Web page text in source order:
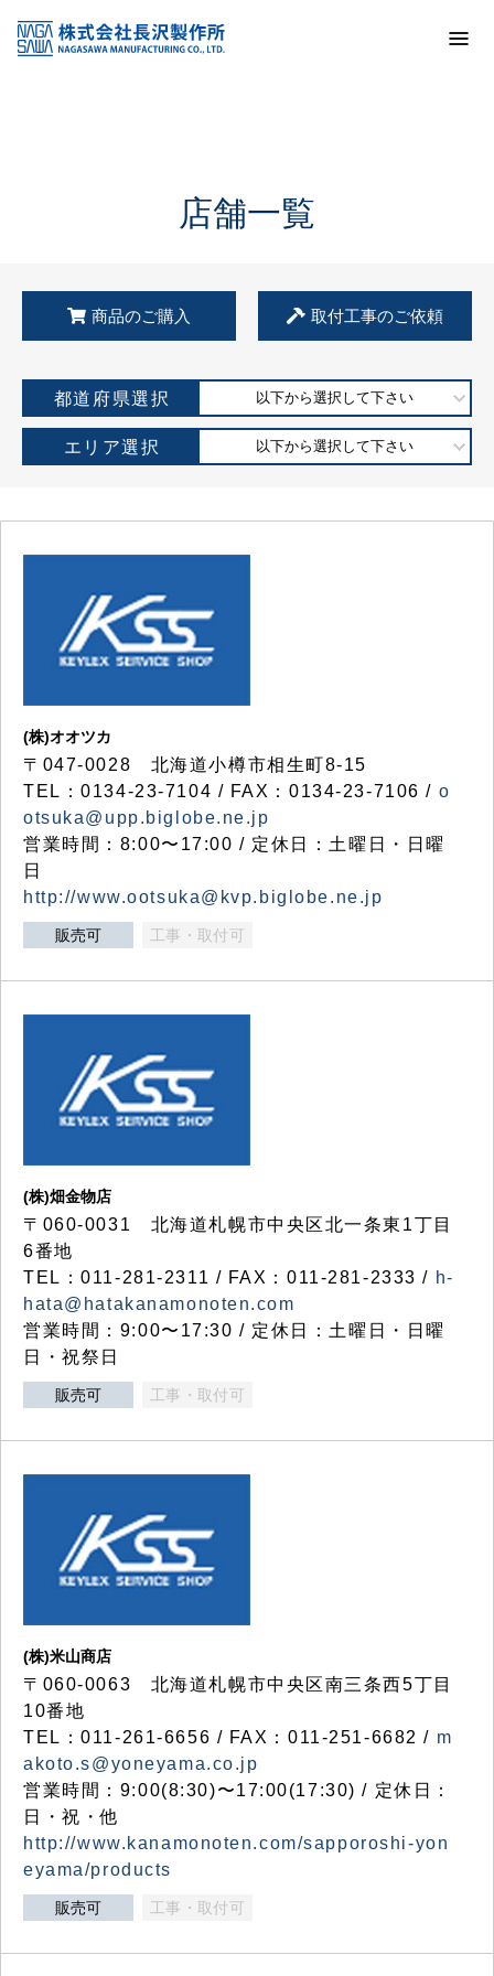
KSS加盟店・取扱店情報
店舗一覧
店舗一覧
商品のご購入 取付工事のご依頼
都道府県選択 以下から選択して下さい
エリア選択 以下から選択して下さい
(株)オオツカ
〒047-0028 北海道小樽市相生町8-15
TEL：0134-23-7104 / FAX：0134-23-7106 / o
otsuka@upp.biglobe.ne.jp
営業時間：8:00〜17:00 / 定休日：土曜日・日曜
日
http://www.ootsuka@kvp.biglobe.ne.jp
販売可 工事・取付可
(株)畑金物店
〒060-0031 北海道札幌市中央区北一条東1丁目
6番地
TEL：011-281-2311 / FAX：011-281-2333 / h-
hata@hatakanamonoten.com
営業時間：9:00〜17:30 / 定休日：土曜日・日曜
日・祝祭日
販売可 工事・取付可
(株)米山商店
〒060-0063 北海道札幌市中央区南三条西5丁目
10番地
TEL：011-261-6656 / FAX：011-251-6682 / m
akoto.s@yoneyama.co.jp
営業時間：9:00(8:30)〜17:00(17:30) / 定休日：
日・祝・他
http://www.kanamonoten.com/sapporoshi-yon
eyama/products
販売可 工事・取付可